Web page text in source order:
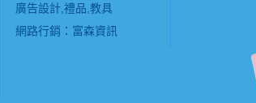
廣告設計,禮品,教具
網路行銷 ：富森資訊